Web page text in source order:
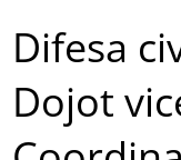
Difesa
Dojot